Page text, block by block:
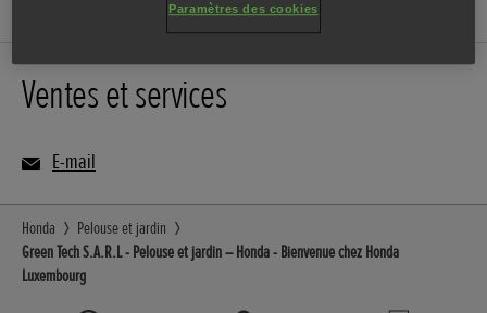
Ventes et services
E-mail
Honda
Pelouse et jardin
Green Tech S.A.R.L - Pelouse et jardin – Honda - Bienvenue chez Honda
Luxembourg
Paramètres des cookies